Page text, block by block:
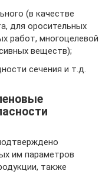
(в качестве
для оросительных
работ, многоцелевой
веществ);
сечения и т.д.
им параметров
также